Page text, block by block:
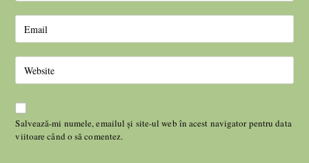
Salvează-mi numele, emailul și site-ul web în acest navigator pentru data
viitoare când o să comentez.